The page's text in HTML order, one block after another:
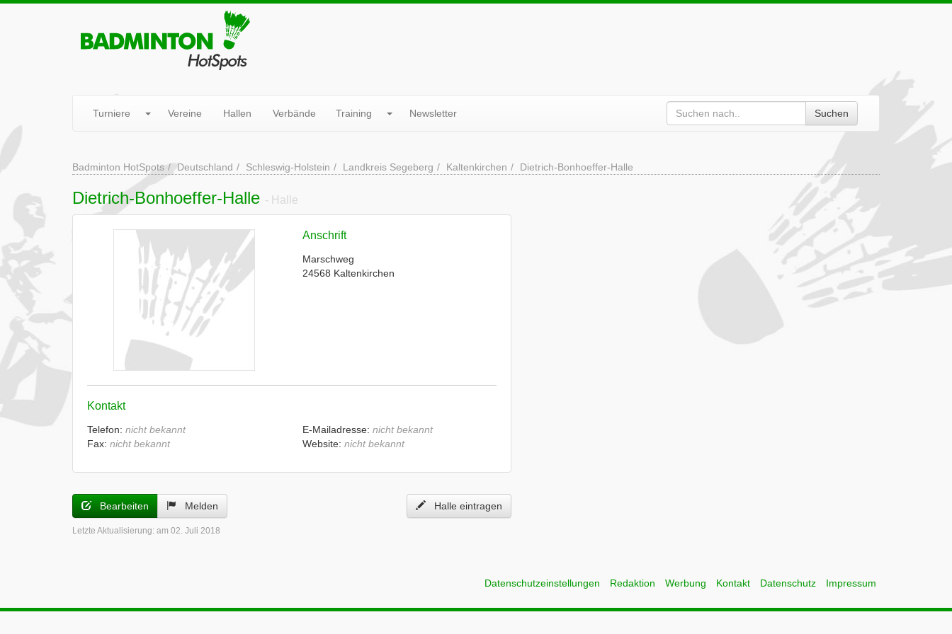
Turniere Vereine Hallen Verbände Training Newsletter Suchen
Badminton HotSpots Deutschland Schleswig-Holstein Landkreis Segeberg Kaltenkirchen Dietrich-Bonhoeffer-Halle
Dietrich-Bonhoeffer-Halle - Halle
Anschrift
Marschweg
24568 Kaltenkirchen
Kontakt
Telefon: nicht bekannt
Fax: nicht bekannt
E-Mailadresse: nicht bekannt
Website: nicht bekannt
Bearbeiten Melden Halle eintragen
Letzte Aktualisierung: am 02. Juli 2018
Datenschutzeinstellungen Redaktion Werbung Kontakt Datenschutz Impressum